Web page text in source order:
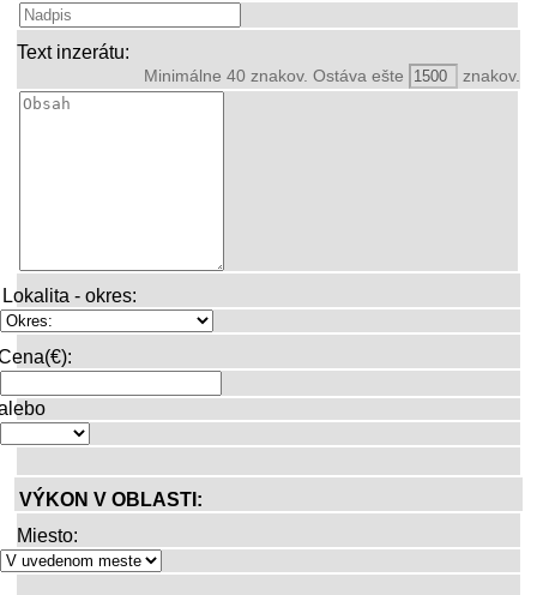
Text inzerátu:
Minimálne 40 znakov. Ostáva ešte znakov.
Lokalita - okres:
VÝKON V OBLASTI:
Miesto: